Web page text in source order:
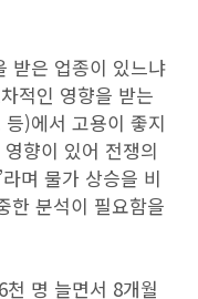
받은 업종이 있느냐
적인 영향을 받는
)에서 고용이 좋지
향이 있어 전쟁의
며 물가 상승을 비
한 분석이 필요함을
명 늘면서 8개월